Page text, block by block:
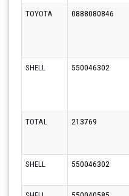
TOYOTA 0888080846
SHELL 550046302
TOTAL 213769
SHELL 550046302